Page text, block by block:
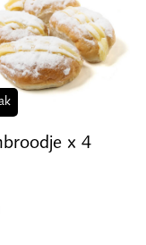
x 4